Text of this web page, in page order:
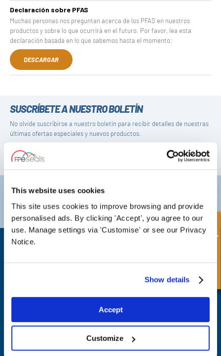
This website uses cookies
This site uses cookies to improve browsing and provide
personalised ads. By clicking 'Accept', you agree to our
use. Manage settings via 'Customise' or see our Privacy
Notice.
Show details
Accept
Customize
Declaración sobre PFAS
Muchas personas nos preguntan acerca de los PFAS en nuestros
productos y sobre lo que ocurrirá en el futuro. Por favor, lea esta
declaración basada en lo que sabemos hasta el momento:
DESCARGAR
SUSCRÍBETE A NUESTRO BOLETÍN
No olvide suscribirse a nuestro boletín para recibir detalles de nuestras
últimas ofertas especiales y nuevos productos.
SUSCRIBIRSE
Darlington
Teléfono:
+44 (0) 1325 282732
sales@fpeseals.com
Teléfono:+44 (0)
Correo
DL1 4WF
Consulta rápida